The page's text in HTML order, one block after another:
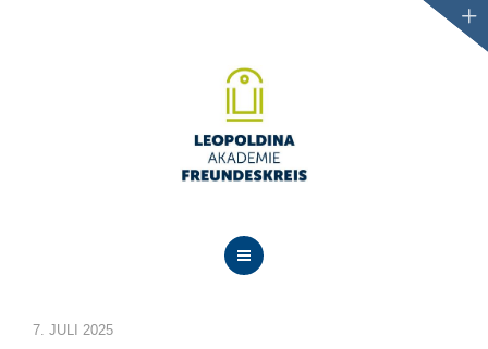
ÜBER UNS
7. JULI 2025